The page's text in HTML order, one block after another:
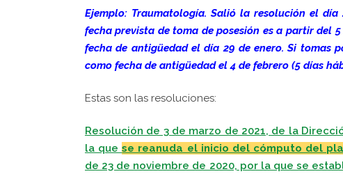
Ejemplo: Traumatología. Salió la resolución el día
fecha prevista de toma de posesión es a partir del
fecha de antigüedad el día 29 de enero. Si tomas
como fecha de antigüedad el 4 de febrero (5 días
Estas son las resoluciones:
Resolución de 3 de marzo de 2021, de la
la quese reanuda el inicio del cómputo del
de 23 de noviembre de 2020, por la que se